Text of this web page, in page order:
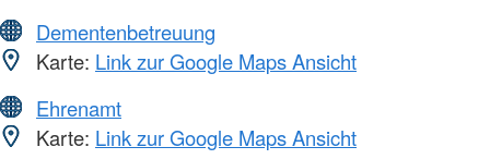
Dementenbetreuung
Karte: Link zur Google Maps Ansicht
Ehrenamt
Karte: Link zur Google Maps Ansicht